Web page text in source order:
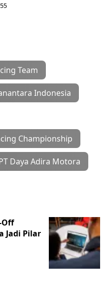
Team
Indonesia
Championship
Daya Adira Motora
Off
Jadi Pilar